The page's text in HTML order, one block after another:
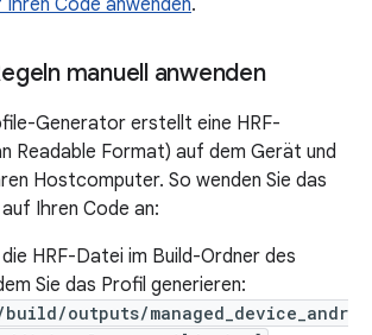
Ihren Code anwenden.
manuell anwenden
Generator erstellt eine HRF-
Readable Format) auf dem Gerät und
Hostcomputer. So wenden Sie das
Ihren Code an:
die HRF-Datei im Build-Ordner des
Sie das Profil generieren:
outputs/managed_device_andr